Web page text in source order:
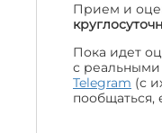
Прием и
Пока идет
с
Telegram (с
пообщаться,